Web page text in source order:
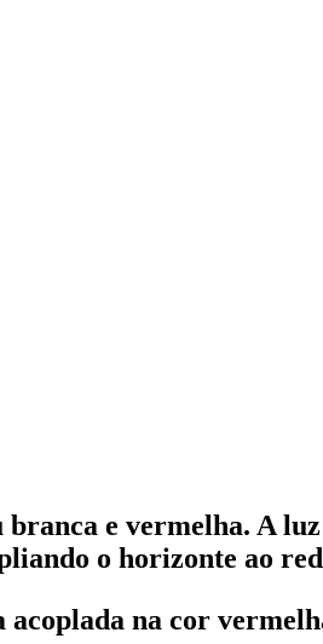
e vermelha. A
o horizonte ao
na cor